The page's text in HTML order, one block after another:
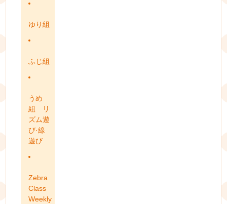
ゆり組
ふじ組
うめ
組 リ
ズム遊
び·線
遊び
Zebra
Class
Weekly